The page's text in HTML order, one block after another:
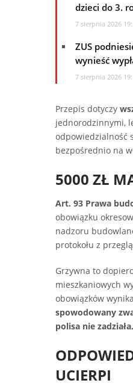
dzieci do 3.
7 sierpnia 2026
ZUS
wynieść
7 sierpnia 2026
Przepis dotyczy
jednorodzinnymi,
odpowiedzialność
bezpośrednio na
5000 ZŁ
Art. 93 Prawa
obowiązku
nadzoru
protokołu z
Grzywna to
mieszkaniowych
obowiązków
spowodowany
polisa nie zadziała.
UCIERPI